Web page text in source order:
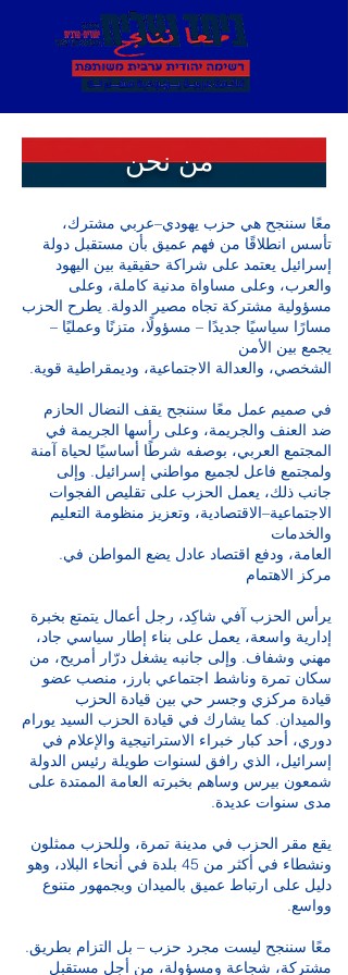
من نحن
معًا سننجح هي حزب يهودي–عربي مشترك،
تأسس انطلاقًا من فهم عميق بأن مستقبل دولة
إسرائيل يعتمد على شراكة حقيقية بين اليهود
والعرب، وعلى مساواة مدنية كاملة، وعلى
مسؤولية مشتركة تجاه مصير الدولة. يطرح الحزب
مسارًا سياسيًا جديدًا – مسؤولًا، متزنًا وعمليًا –
يجمع بين الأمن
.الشخصي، والعدالة الاجتماعية، وديمقراطية قوية
في صميم عمل معًا سننجح يقف النضال الحازم
ضد العنف والجريمة، وعلى رأسها الجريمة في
المجتمع العربي، بوصفه شرطًا أساسيًا لحياة آمنة
ولمجتمع فاعل لجميع مواطني إسرائيل. وإلى
جانب ذلك، يعمل الحزب على تقليص الفجوات
الاجتماعية–الاقتصادية، وتعزيز منظومة التعليم
والخدمات
.العامة، ودفع اقتصاد عادل يضع المواطن في
مركز الاهتمام
يرأس الحزب آفي شاكِد، رجل أعمال يتمتع بخبرة
إدارية واسعة، يعمل على بناء إطار سياسي جاد،
مهني وشفاف. وإلى جانبه يشغل درّار أمريح، من
سكان تمرة وناشط اجتماعي بارز، منصب عضو
قيادة مركزي وجسر حي بين قيادة الحزب
والميدان. كما يشارك في قيادة الحزب السيد يورام
دوري، أحد كبار خبراء الاستراتيجية والإعلام في
إسرائيل، الذي رافق لسنوات طويلة رئيس الدولة
شمعون بيرس وساهم بخبرته العامة الممتدة على
.مدى سنوات عديدة
يقع مقر الحزب في مدينة تمرة، وللحزب ممثلون
ونشطاء في أكثر من 45 بلدة في أنحاء البلاد، وهو
دليل على ارتباط عميق بالميدان وبجمهور متنوع
.وواسع
.معًا سننجح ليست مجرد حزب – بل التزام بطريق
مشتركة، شجاعة ومسؤولة، من أجل مستقبل